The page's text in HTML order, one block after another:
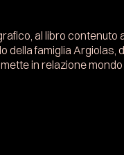
al libro contenuto
famiglia Argiolas,
in relazione